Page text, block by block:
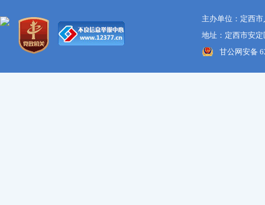
主办单位：定西
地址：定西市安
甘公网安备